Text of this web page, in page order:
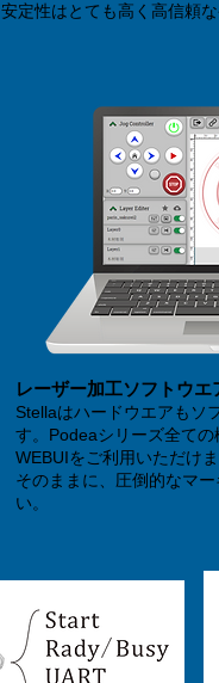
安定性はとても高く高信頼
レーザー加工ソフトウエ
Stellaはハードウエアもソ
す。Podeaシリーズ全て
WEBUIをご利用いただけ
そのままに、圧倒的なマ
い。